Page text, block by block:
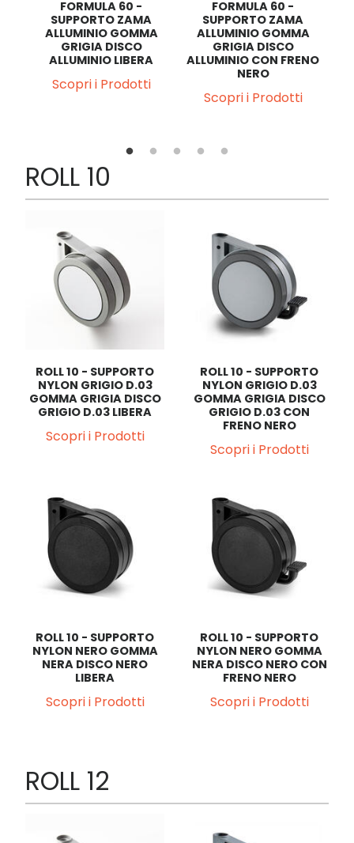
FORMULA 60 -
SUPPORTO ZAMA
ALLUMINIO GOMMA
GRIGIA DISCO
ALLUMINIO LIBERA
Scopri i Prodotti
FORMULA 60 -
SUPPORTO ZAMA
ALLUMINIO GOMMA
GRIGIA DISCO
ALLUMINIO CON FRENO
NERO
Scopri i Prodotti
ROLL 10
ROLL 10 - SUPPORTO
NYLON GRIGIO D.03
GOMMA GRIGIA DISCO
GRIGIO D.03 LIBERA
Scopri i Prodotti
ROLL 10 - SUPPORTO
NYLON GRIGIO D.03
GOMMA GRIGIA DISCO
GRIGIO D.03 CON
FRENO NERO
Scopri i Prodotti
ROLL 10 - SUPPORTO
NYLON NERO GOMMA
NERA DISCO NERO
LIBERA
Scopri i Prodotti
ROLL 10 - SUPPORTO
NYLON NERO GOMMA
NERA DISCO NERO CON
FRENO NERO
Scopri i Prodotti
ROLL 12